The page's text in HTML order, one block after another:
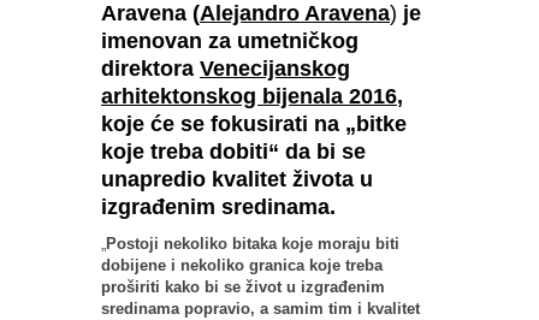
Aravena (Alejandro Aravena) je
imenovan za umetničkog
direktora Venecijanskog
arhitektonskog bijenala 2016,
koje će se fokusirati na „bitke
koje treba dobiti“ da bi se
unapredio kvalitet života u
izgrađenim sredinama.
„Postoji nekoliko bitaka koje moraju biti
dobijene i nekoliko granica koje treba
proširiti kako bi se život u izgrađenim
sredinama popravio, a samim tim i kvalitet